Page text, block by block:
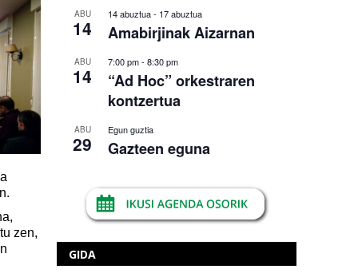
zen,
ABU
14
14 abuztua- 17 abuztua
Amabirjinak Aizarnan
ABU
14
7:00 pm- 8:30 pm
“Ad Hoc” orkestraren
kontzertua
ABU
29
Egun guztia
Gazteen eguna
GIDA